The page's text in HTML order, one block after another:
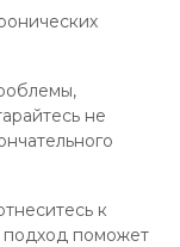
не
к
подход поможет